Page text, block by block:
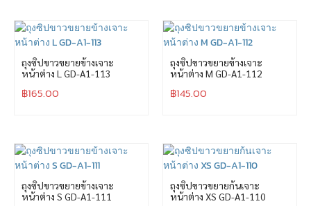
ถุงซิปขาวขยายข้างเจาะ
หน้าต่าง L GD-A1-113
฿165.00
ถุงซิปขาวขยายข้างเจาะ
หน้าต่าง M GD-A1-112
฿145.00
ถุงซิปขาวขยายข้างเจาะ
หน้าต่าง S GD-A1-111
ถุงซิปขาวขยายก้นเจาะ
หน้าต่าง XS GD-A1-110